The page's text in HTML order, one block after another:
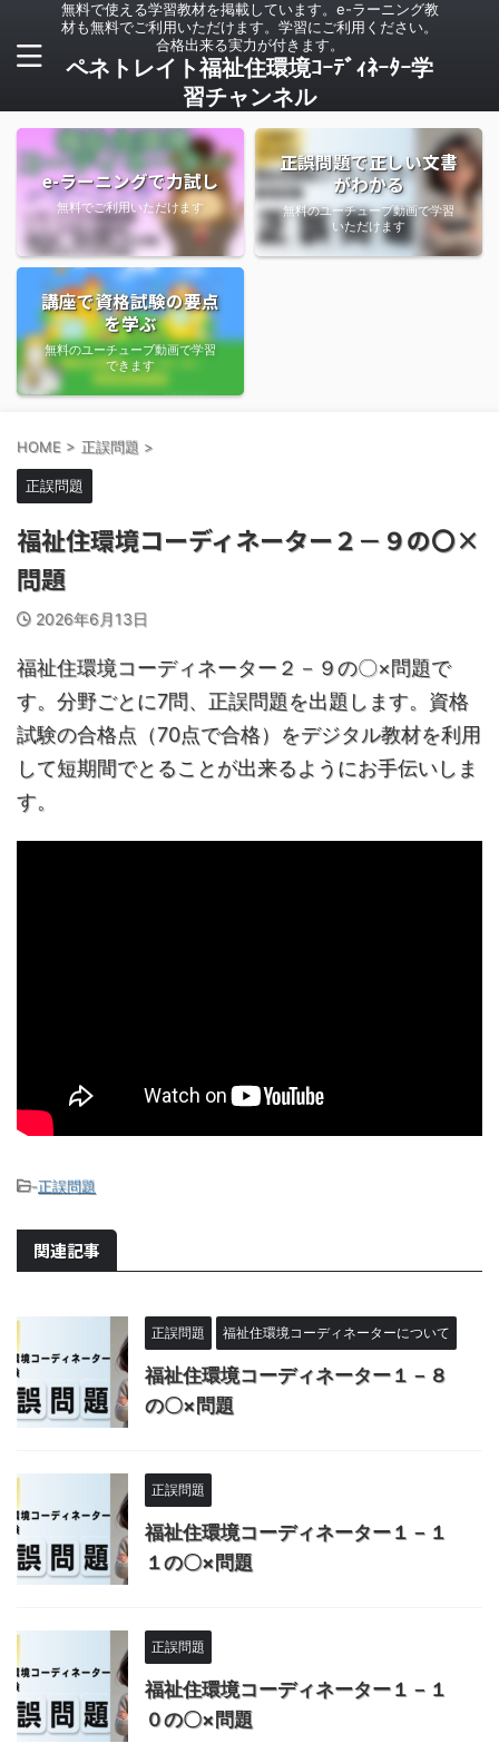
無料で使える学習教材を掲載しています。e-ラーニング教
材も無料でご利用いただけます。学習にご利用ください。
合格出来る実力が付きます。
ペネトレイト福祉住環境ｺｰﾃﾞｨﾈｰﾀｰ学
習チャンネル
e-ラーニングで力試し
無料でご利用いただけます
正誤問題で正しい文書
がわかる
無料のユーチューブ動画で学習
いただけます
講座で資格試験の要点
を学ぶ
無料のユーチューブ動画で学習
できます
HOME > 正誤問題 >
正誤問題
福祉住環境コーディネーター２－９の〇×
問題
2026年6月13日
福祉住環境コーディネーター２－９の〇×問題で
す。分野ごとに7問、正誤問題を出題します。資格
試験の合格点（70点で合格）をデジタル教材を利用
して短期間でとることが出来るようにお手伝いしま
す。
-正誤問題
関連記事
正誤問題 福祉住環境コーディネーターについて
福祉住環境コーディネーター１－８
の〇×問題
正誤問題
福祉住環境コーディネーター１－１
１の〇×問題
正誤問題
福祉住環境コーディネーター１－１
０の〇×問題